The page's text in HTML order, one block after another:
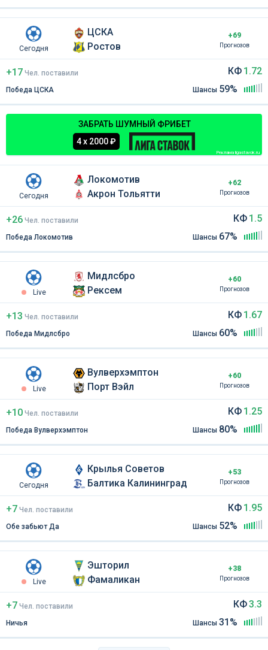
Сегодня
ЦСКА
Ростов
+69
Прогнозов
+17 Чел. поставили
Победа ЦСКА
КФ 1.72
Шансы 59%
ЗАБРАТЬ ШУМНЫЙ ФРИБЕТ
4 х 2000 ₽
Реклама ligastavok.ru
Сегодня
Локомотив
Акрон Тольятти
+62
Прогнозов
+26 Чел. поставили
Победа Локомотив
КФ 1.5
Шансы 67%
Live
Мидлсбро
Рексем
+60
Прогнозов
+13 Чел. поставили
Победа Мидлсбро
КФ 1.67
Шансы 60%
Live
Вулверхэмптон
Порт Вэйл
+60
Прогнозов
+10 Чел. поставили
Победа Вулверхэмптон
КФ 1.25
Шансы 80%
Сегодня
Крылья Советов
Балтика Калининград
+53
Прогнозов
+7 Чел. поставили
Обе забьют Да
КФ 1.95
Шансы 52%
Live
Эшторил
Фамаликан
+38
Прогнозов
+7 Чел. поставили
Ничья
КФ3.3
Шансы 31%